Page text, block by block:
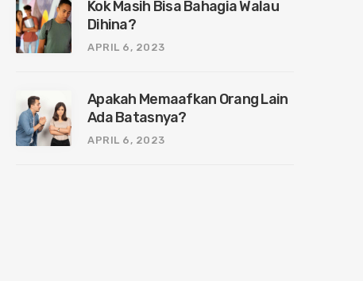
Kok Masih Bisa Bahagia Walau
Dihina?
APRIL 6, 2023
Apakah Memaafkan Orang Lain
Ada Batasnya?
APRIL 6, 2023